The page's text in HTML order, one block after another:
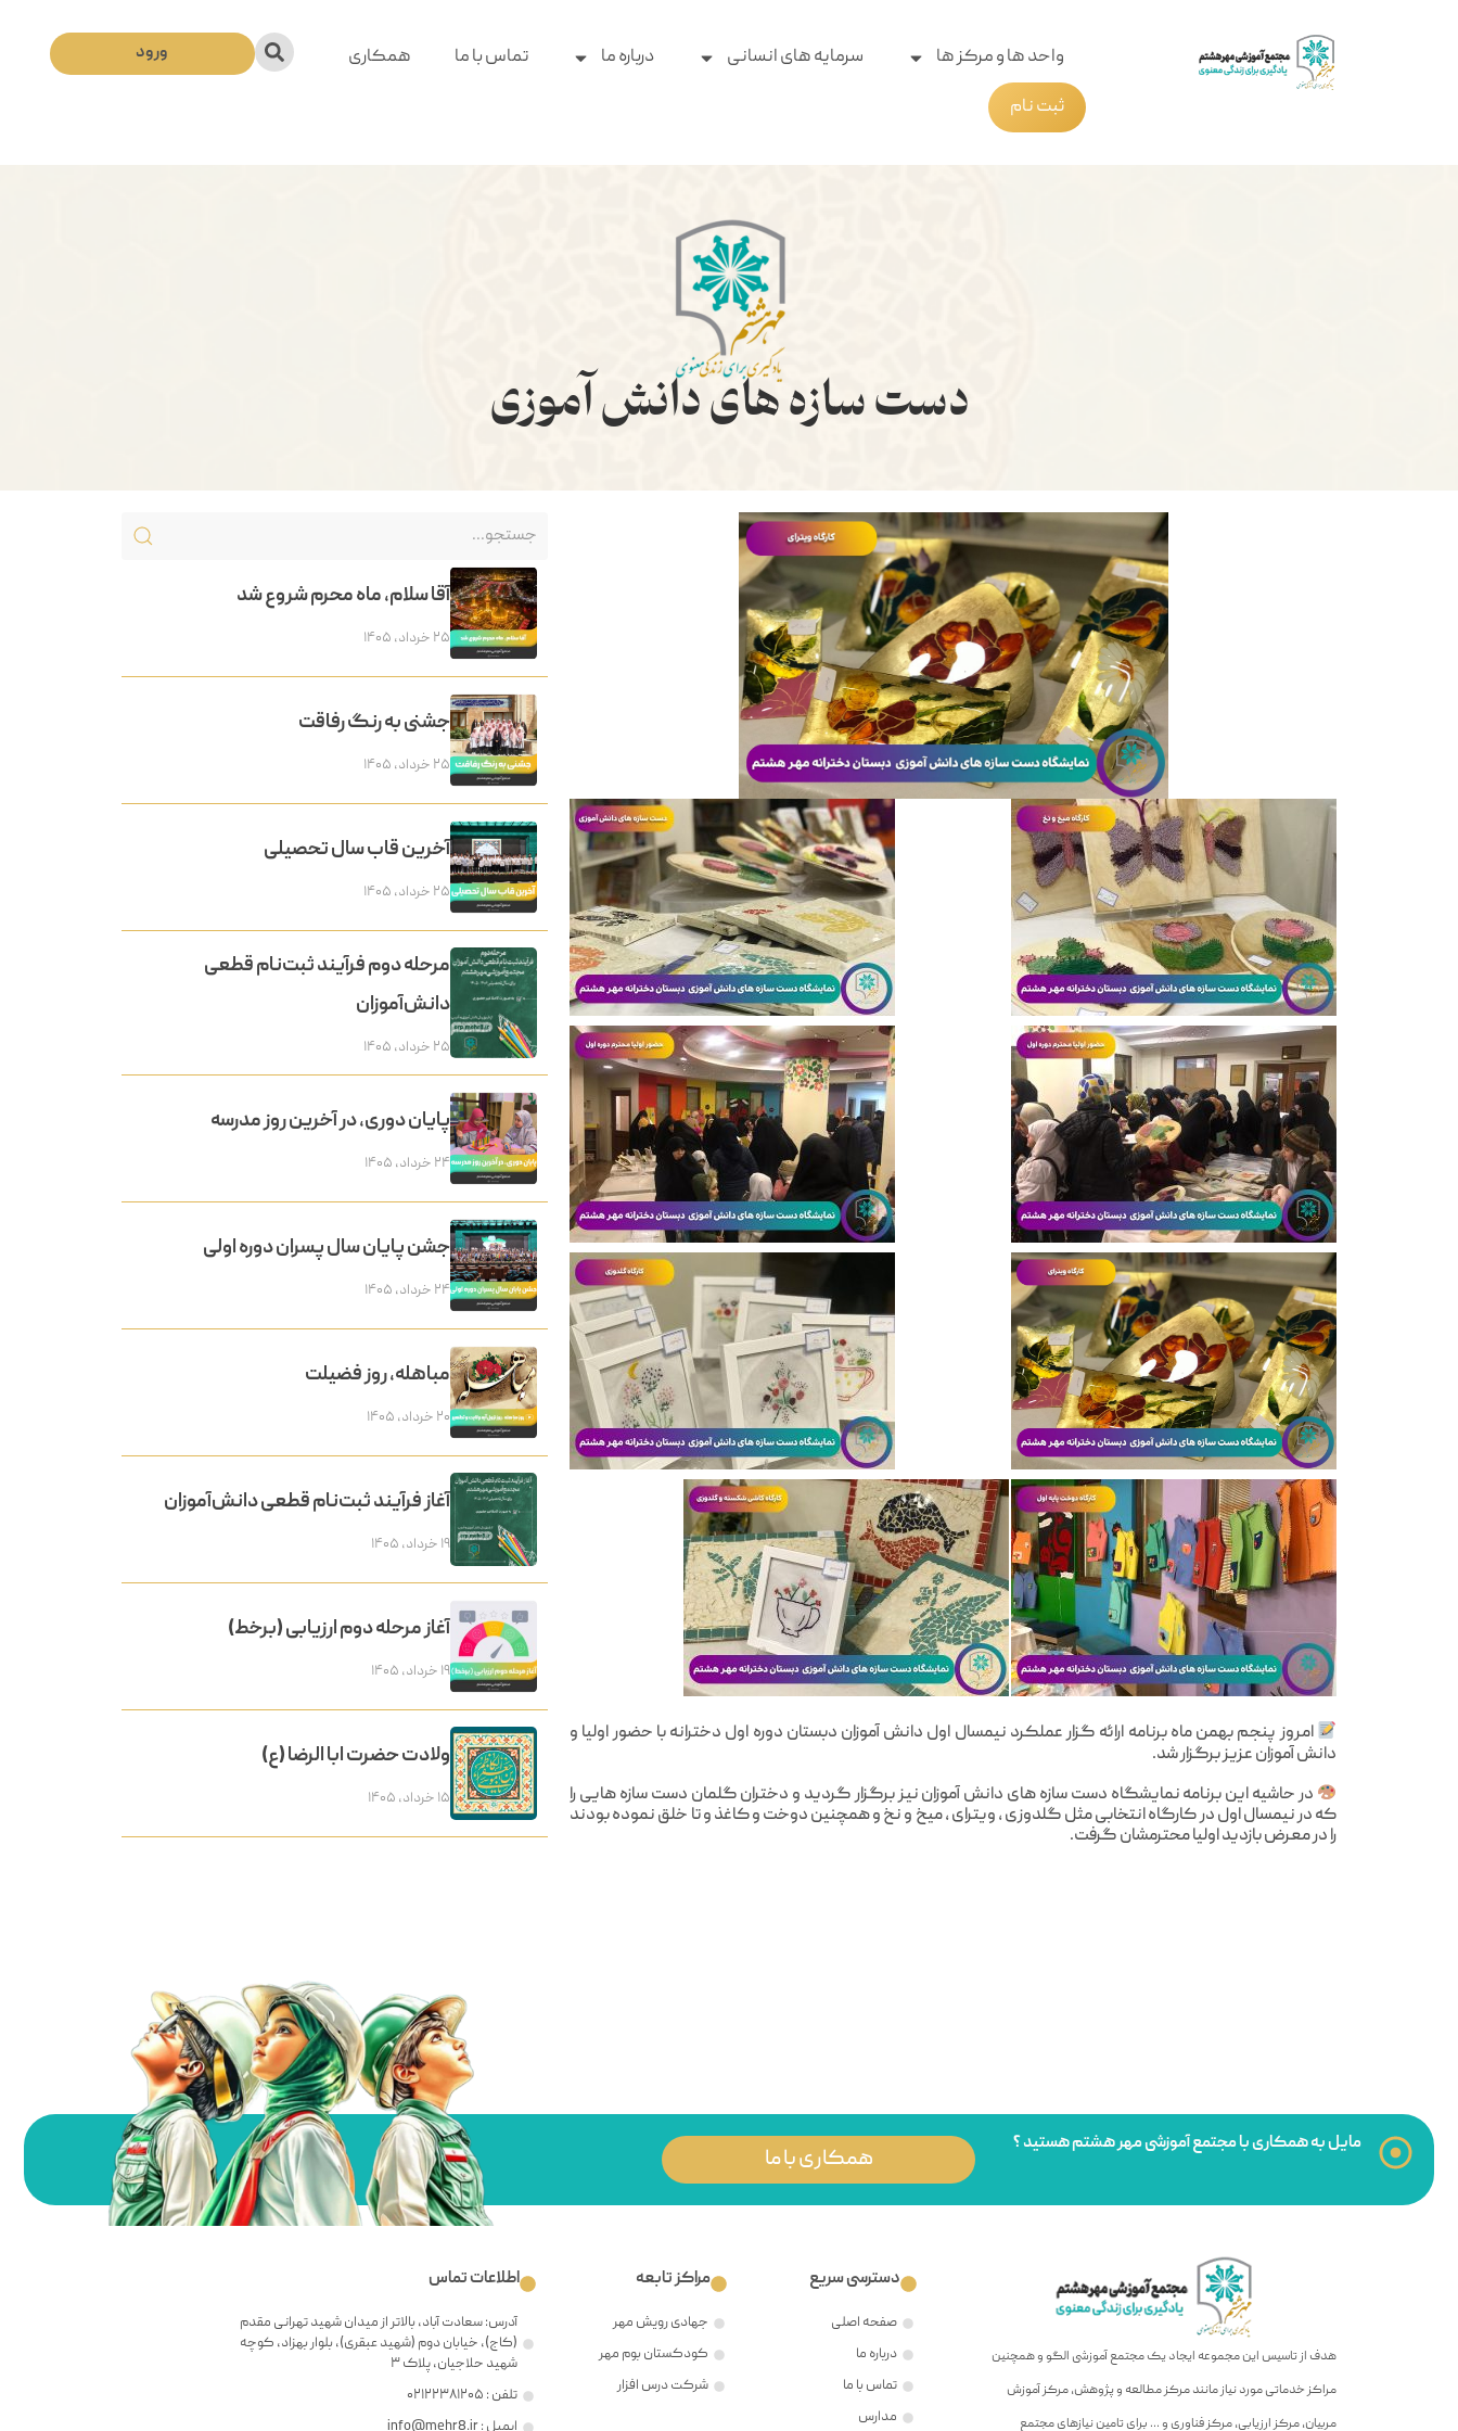
واحد ها و مرکز ها سرمایه های انسانی درباره ما تماس با ما
همکاری
ثبت نام
ورود
دست سازه های دانش آموزی
امروز پنجم بهمن ماه برنامه ارائه گزار عملکرد نیمسال اول دانش آموزان دبستان دوره اول دخترانه با حضور اولیا و
دانش آموزان عزیز برگزار شد.
در حاشیه این برنامه نمایشگاه دست سازه های دانش آموزان نیز برگزار گردید و دختران گلمان دست سازه هایی را
که در نیمسال اول در کارگاه انتخابی مثل گلدوزی ، ویترای ، میخ و نخ و همچنین دوخت و کاغذ و تا خلق نموده بودند
را در معرض بازدید اولیا محترمشان گرفت.
آقا سلام، ماه محرم شروع شد
۲۵ خرداد, ۱۴۰۵
جشنی به رنگ رفاقت
۲۵ خرداد, ۱۴۰۵
آخرین قاب سال تحصیلی
۲۵ خرداد, ۱۴۰۵
مرحله دوم فرآیند ثبت‌نام قطعی
دانش‌آموزان
۲۵ خرداد, ۱۴۰۵
پایان دوری، در آخرین روز مدرسه
۲۴ خرداد, ۱۴۰۵
جشن پایان سال پسران دوره اولی
۲۴ خرداد, ۱۴۰۵
مباهله، روز فضیلت
۲۰ خرداد, ۱۴۰۵
آغاز فرآیند ثبت‌نام قطعی دانش‌آموزان
۱۹ خرداد, ۱۴۰۵
آغاز مرحله دوم ارزیابی (برخط)
۱۹ خرداد, ۱۴۰۵
ولادت حضرت ابا الرضا (ع)
۱۵ خرداد, ۱۴۰۵
مایل به همکاری با مجتمع آموزشی مهر هشتم هستید ؟
همکاری با ما
هدف از تاسیس این مجموعه ایجاد یک مجتمع آموزشی الگو و همچنین
مراکز خدماتی مورد نیاز مانند مرکز مطالعه و پژوهش، مرکز آموزش
مربیان، مرکز ارزیابی، مرکز فناوری و … برای تامین نیازهای مجتمع
دسترسی سریع
صفحه اصلی
درباره ما
تماس با ما
مدارس
مراکز تابعه
جهادی رویش مهر
کودکستان بوم مهر
شرکت درس افزار
اطلاعات تماس
آدرس: سعادت آباد، بالاتر از میدان شهید تهرانی مقدم
(کاج)، خیابان دوم (شهید عبقری)، بلوار بهزاد، کوچه
شهید حلاجیان، پلاک ۳
تلفن : ۰۲۱۲۲۳۸۱۲۰۵